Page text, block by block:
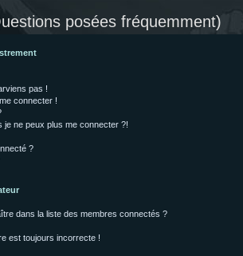
posées fréquemment)
pas !
connecter !
ne peux plus me connecter ?!
?
dans la liste des membres connectés ?
est toujours incorrecte !